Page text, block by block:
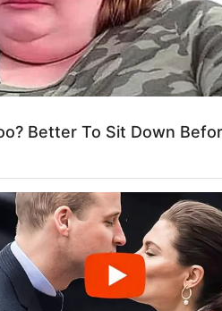
Better To Sit Down